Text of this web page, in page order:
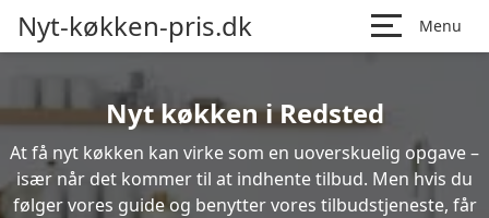
Nyt-køkken-pris.dk Menu
Nyt køkken i Redsted
At få nyt køkken kan virke som en uoverskuelig opgave –
især når det kommer til at indhente tilbud. Men hvis du
følger vores guide og benytter vores tilbudstjeneste, får